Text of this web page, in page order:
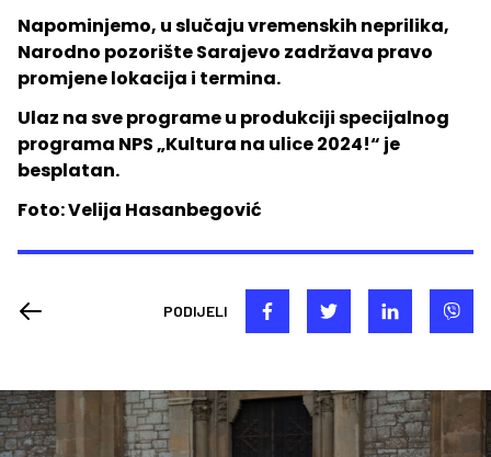
Napominjemo, u slučaju vremenskih neprilika,
Narodno pozorište Sarajevo zadržava pravo
promjene lokacija i termina.
Ulaz na sve programe u produkciji specijalnog
programa NPS „Kultura na ulice 2024!“ je
besplatan.
Foto: Velija Hasanbegović
PODIJELI